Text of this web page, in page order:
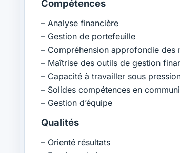
Compétences
– Analyse financière
– Gestion de portefeuille
– Compréhension approfondie des
– Maîtrise des outils de gestion
– Capacité à travailler sous
– Solides compétences en
– Gestion d’équipe
Qualités
– Orienté résultats